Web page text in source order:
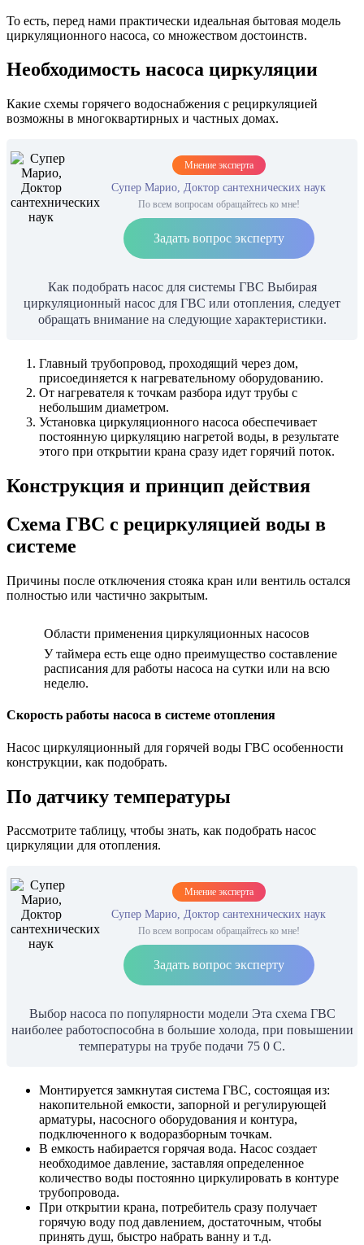
То есть, перед нами практически идеальная бытовая модель
циркуляционного насоса, со множеством достоинств.
Необходимость насоса циркуляции
Какие схемы горячего водоснабжения с рециркуляцией
возможны в многоквартирных и частных домах.
Мнение эксперта
Супер Марио, Доктор сантехнических наук
По всем вопросам обращайтесь ко мне!
Задать вопрос эксперту
Как подобрать насос для системы ГВС Выбирая
циркуляционный насос для ГВС или отопления, следует
обращать внимание на следующие характеристики.
Главный трубопровод, проходящий через дом,
присоединяется к нагревательному оборудованию.
От нагревателя к точкам разбора идут трубы с
небольшим диаметром.
Установка циркуляционного насоса обеспечивает
постоянную циркуляцию нагретой воды, в результате
этого при открытии крана сразу идет горячий поток.
Конструкция и принцип действия
Схема ГВС с рециркуляцией воды в
системе
Причины после отключения стояка кран или вентиль остался
полностью или частично закрытым.
Области применения циркуляционных насосов
У таймера есть еще одно преимущество составление
расписания для работы насоса на сутки или на всю
неделю.
Скорость работы насоса в системе отопления
Насос циркуляционный для горячей воды ГВС особенности
конструкции, как подобрать.
По датчику температуры
Рассмотрите таблицу, чтобы знать, как подобрать насос
циркуляции для отопления.
Мнение эксперта
Супер Марио, Доктор сантехнических наук
По всем вопросам обращайтесь ко мне!
Задать вопрос эксперту
Выбор насоса по популярности модели Эта схема ГВС
наиболее работоспособна в большие холода, при повышении
температуры на трубе подачи 75 0 С.
Монтируется замкнутая система ГВС, состоящая из:
накопительной емкости, запорной и регулирующей
арматуры, насосного оборудования и контура,
подключенного к водоразборным точкам.
В емкость набирается горячая вода. Насос создает
необходимое давление, заставляя определенное
количество воды постоянно циркулировать в контуре
трубопровода.
При открытии крана, потребитель сразу получает
горячую воду под давлением, достаточным, чтобы
принять душ, быстро набрать ванну и т.д.